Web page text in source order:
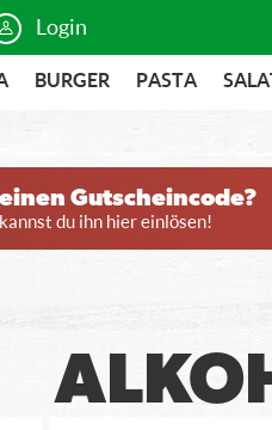
Login
BURGER PASTA
einen Gutscheincode?
du ihn hier einlösen!